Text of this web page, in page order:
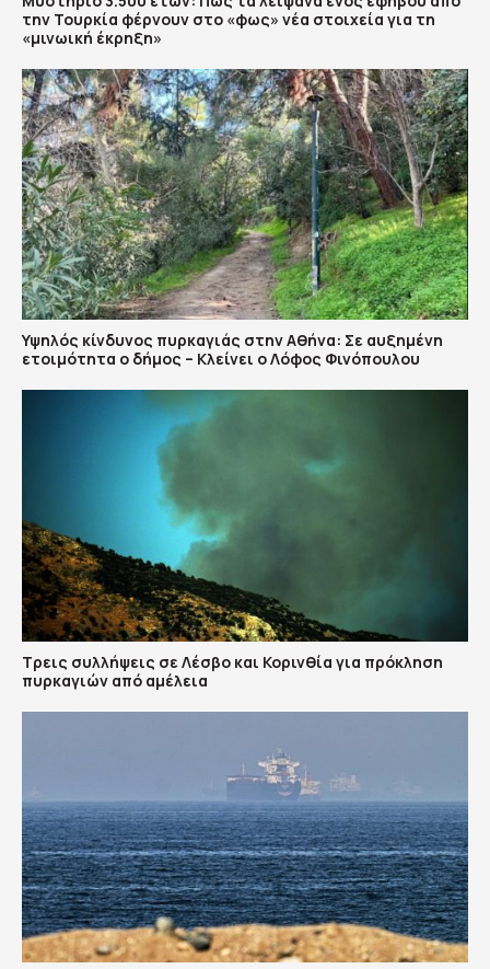
την Τουρκία φέρνουν στο «φως» νέα στοιχεία για τη
«μινωική έκρηξη»
Υψηλός κίνδυνος πυρκαγιάς στην Αθήνα: Σε αυξημένη
ετοιμότητα ο δήμος – Κλείνει ο Λόφος Φινόπουλου
Τρεις συλλήψεις σε Λέσβο και Κορινθία για πρόκληση
πυρκαγιών από αμέλεια